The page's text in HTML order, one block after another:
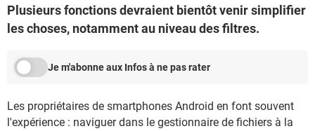
Plusieurs fonctions devraient bientôt venir simplifier
les choses, notamment au niveau des filtres.
Je m'abonne aux Infos à ne pas rater
Les propriétaires de smartphones Android en font souvent
l'expérience : naviguer dans le gestionnaire de fichiers à la